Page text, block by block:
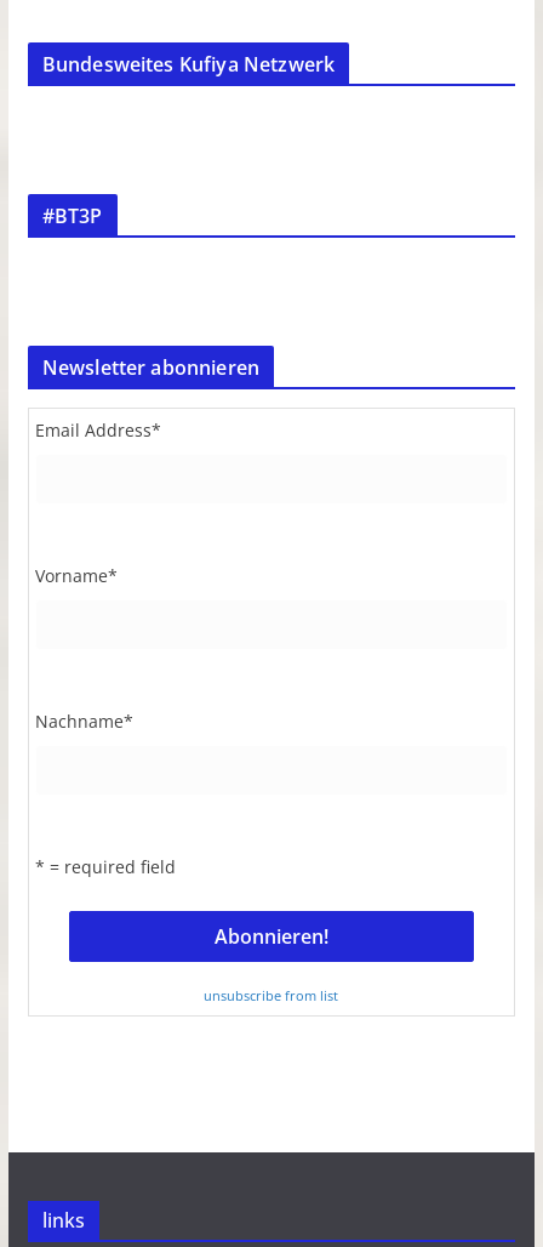
Bundesweites Kufiya Netzwerk
#BT3P
Newsletter abonnieren
Email Address*
Vorname*
Nachname*
* = required field
unsubscribe from list
links